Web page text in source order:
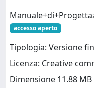
accesso aperto
Tipologia: Versione
Licenza: Creative
Dimensione 11.88 MB